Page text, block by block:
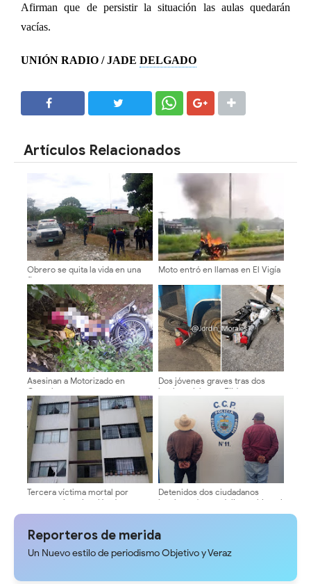
Afirman que de persistir la situación las aulas quedarán
vacías.
UNIÓN RADIO / JADE DELGADO
Artículos Relacionados
Obrero se quita la vida en una
finca
Moto entró en llamas en El Vigía
Asesinan a Motorizado en
Guayabones
Dos jóvenes graves tras dos
hechos viales en Ejido
Tercera víctima mortal por
presunta intoxicación de gas en
Ejido
Detenidos dos ciudadanos
involucrados en delito ambiental
en el municipio Rangel
Reporteros de merida
Un Nuevo estilo de periodismo Objetivo y Veraz